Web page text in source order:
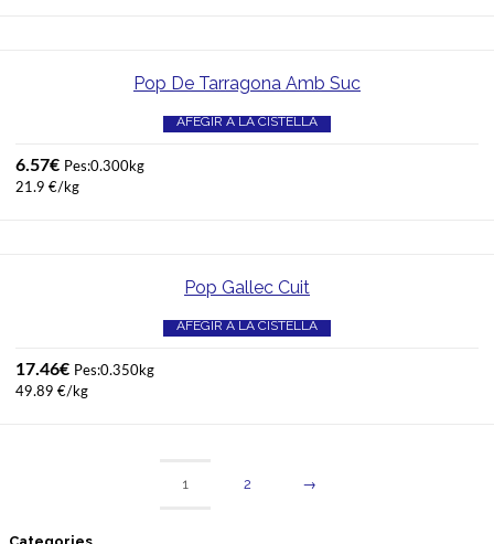
Pop De Tarragona Amb Suc
AFEGIR A LA CISTELLA
6.57€ Pes:0.300kg
21.9 €/kg
Pop Gallec Cuit
AFEGIR A LA CISTELLA
17.46€ Pes:0.350kg
49.89 €/kg
1 2 →